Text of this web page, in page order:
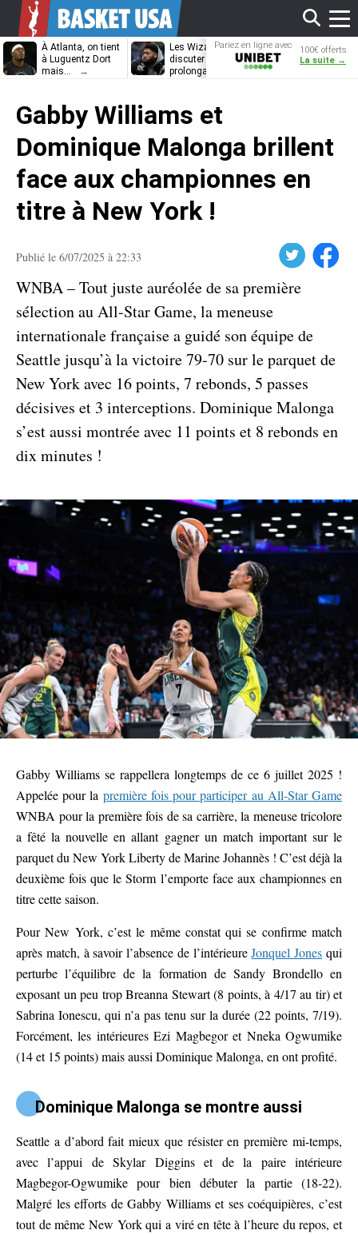
À Atlanta, on tient
à Luguentz Dort
mais…
Les Wizards vont
discuter
prolongation avec
Dennis
découvrira-t-il
Pariez en ligne avec
Unibet
100€ offerts
La suite →
Gabby Williams et
Dominique Malonga brillent
face aux championnes en
titre à New York !
Publié le 6/07/2025 à 22:33 Facebook
WNBA – Tout juste auréolée de sa première
sélection au All-Star Game, la meneuse
internationale française a guidé son équipe de
Seattle jusqu’à la victoire 79-70 sur le parquet de
New York avec 16 points, 7 rebonds, 5 passes
décisives et 3 interceptions. Dominique Malonga
s’est aussi montrée avec 11 points et 8 rebonds en
dix minutes !
Gabby Williams se rappellera longtemps de ce 6 juillet 2025 !
Appelée pour la première fois pour participer au All-Star Game
WNBA pour la première fois de sa carrière, la meneuse tricolore
a fêté la nouvelle en allant gagner un match important sur le
parquet du New York Liberty de Marine Johannès ! C’est déjà la
deuxième fois que le Storm l’emporte face aux championnes en
titre cette saison.
Pour New York, c’est le même constat qui se confirme match
après match, à savoir l’absence de l’intérieureJonquel Jones qui
perturbe l’équilibre de la formation de Sandy Brondello en
exposant un peu trop Breanna Stewart (8 points, à 4/17 au tir) et
Sabrina Ionescu, qui n’a pas tenu sur la durée (22 points, 7/19).
Forcément, les intérieures Ezi Magbegor et Nneka Ogwumike
(14 et 15 points) mais aussi Dominique Malonga, en ont profité.
Dominique Malonga se montre aussi
Seattle a d’abord fait mieux que résister en première mi-temps,
avec l’appui de Skylar Diggins et de la paire intérieure
Magbegor-Ogwumike pour bien débuter la partie (18-22).
Malgré les efforts de Gabby Williams et ses coéquipières, c’est
tout de même New York qui a viré en tête à l’heure du repos, et